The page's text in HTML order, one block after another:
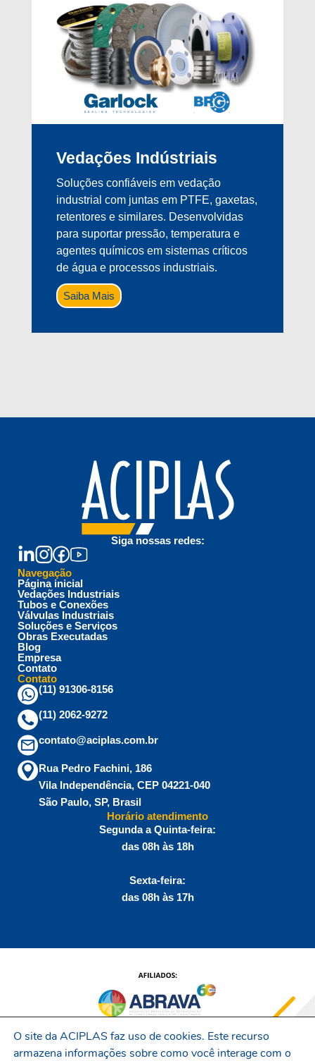
Vedações Indústriais
Soluções confiáveis em vedação
industrial com juntas em PTFE, gaxetas,
retentores e similares. Desenvolvidas
para suportar pressão, temperatura e
agentes químicos em sistemas críticos
de água e processos industriais.
Saiba Mais
Siga nossas redes:
Navegação
Página inicial
Vedações Industriais
Tubos e Conexões
Válvulas Industriais
Soluções e Serviços
Obras Executadas
Blog
Empresa
Contato
Contato
(11) 91306-8156
(11) 2062-9272
contato@aciplas.com.br
Rua Pedro Fachini, 186
Vila Independência, CEP 04221-040
São Paulo, SP, Brasil
Horário atendimento
Segunda a Quinta-feira:
das 08h às 18h
Sexta-feira:
das 08h às 17h
O site da ACIPLAS faz uso de cookies. Este recurso
armazena informações sobre como você interage com o